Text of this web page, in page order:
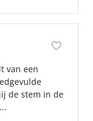
van een
de stem in de